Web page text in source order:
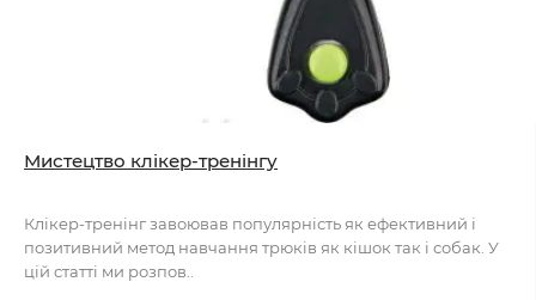
Мистецтво клікер-тренінгу
Клікер-тренінг завоював популярність як ефективний і
позитивний метод навчання трюків як кішок так і собак. У
цій статті ми розпов..